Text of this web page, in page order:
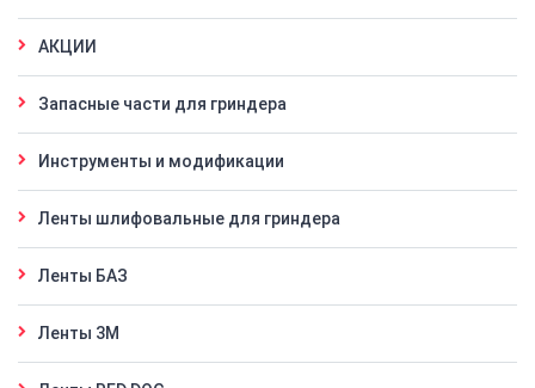
АКЦИИ
Запасные части для гриндера
Инструменты и модификации
Ленты шлифовальные для гриндера
Ленты БАЗ
Ленты 3M